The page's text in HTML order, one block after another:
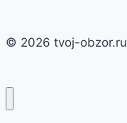
© 2026 tvoj-obzor.ru